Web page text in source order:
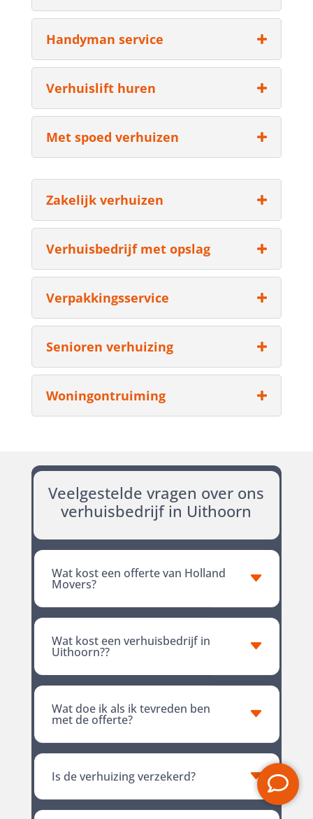
Handyman service
Verhuislift huren
Met spoed verhuizen
Zakelijk verhuizen
Verhuisbedrijf met opslag
Verpakkingsservice
Senioren verhuizing
Woningontruiming
Veelgestelde vragen over ons
verhuisbedrijf in Uithoorn
Wat kost een offerte van Holland
Movers?
Wat kost een verhuisbedrijf in
Uithoorn??
Wat doe ik als ik tevreden ben
met de offerte?
Is de verhuizing verzekerd?